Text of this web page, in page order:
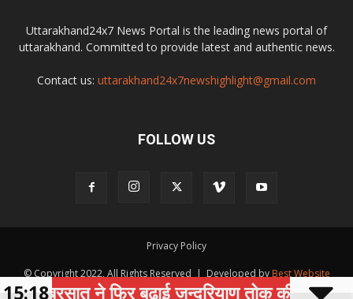
Uttarakhand24x7 News Portal is the leading news portal of
uttarakhand. Committed to provide latest and authentic news.
Contact us: uttarakhand24x7newshighlight@gmail.com
FOLLOW US
Privacy Policy
© Copyright 2022, All Rights Reserved | Developed by Best Website
Development Company
बरसात ने फिर बढ़ाई जन्दरियाण तोक की मुश्किलें,
15:18